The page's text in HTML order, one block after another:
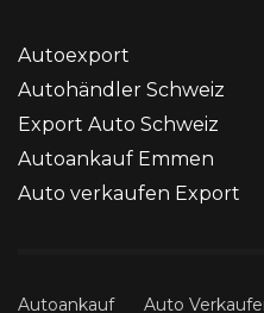
Autoexport
Autohändler Schweiz
Export Auto Schweiz
Autoankauf Emmen
Auto verkaufen Export
Autoankauf Auto